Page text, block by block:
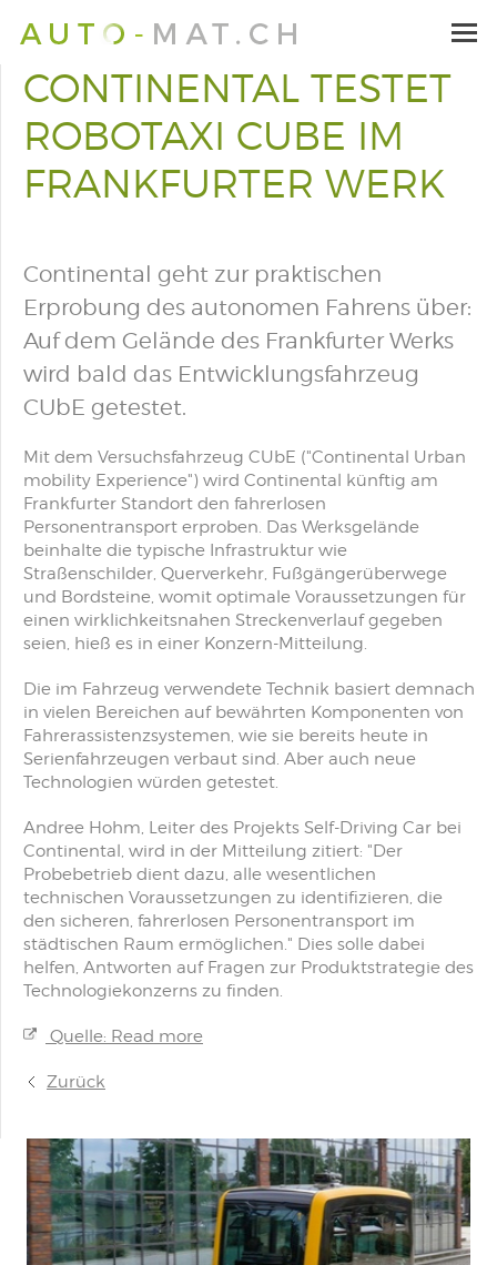
CONTINENTAL TESTET
ROBOTAXI CUBE IM
FRANKFURTER WERK
Continental geht zur praktischen
Erprobung des autonomen Fahrens über:
Auf dem Gelände des Frankfurter Werks
wird bald das Entwicklungsfahrzeug
CUbE getestet.
Mit dem Versuchsfahrzeug CUbE ("Continental Urban
mobility Experience") wird Continental künftig am
Frankfurter Standort den fahrerlosen
Personentransport erproben. Das Werksgelände
beinhalte die typische Infrastruktur wie
Straßenschilder, Querverkehr, Fußgängerüberwege
und Bordsteine, womit optimale Voraussetzungen für
einen wirklichkeitsnahen Streckenverlauf gegeben
seien, hieß es in einer Konzern-Mitteilung.
Die im Fahrzeug verwendete Technik basiert demnach
in vielen Bereichen auf bewährten Komponenten von
Fahrerassistenzsystemen, wie sie bereits heute in
Serienfahrzeugen verbaut sind. Aber auch neue
Technologien würden getestet.
Andree Hohm, Leiter des Projekts Self-Driving Car bei
Continental, wird in der Mitteilung zitiert: "Der
Probebetrieb dient dazu, alle wesentlichen
technischen Voraussetzungen zu identifizieren, die
den sicheren, fahrerlosen Personentransport im
städtischen Raum ermöglichen." Dies solle dabei
helfen, Antworten auf Fragen zur Produktstrategie des
Technologiekonzerns zu finden.
Quelle: Read more
Zurück